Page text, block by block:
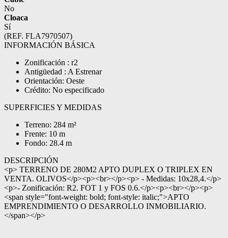
No
Cloaca
Sí
(REF. FLA7970507)
INFORMACIÓN BÁSICA
Zonificación : r2
Antigüedad : A Estrenar
Orientación: Oeste
Crédito: No especificado
SUPERFICIES Y MEDIDAS
Terreno: 284 m²
Frente: 10 m
Fondo: 28.4 m
DESCRIPCIÓN
<p> TERRENO DE 280M2 APTO DUPLEX O TRIPLEX EN
VENTA. OLIVOS</p><p><br></p><p> - Medidas: 10x28,4.</p>
<p>- Zonificación: R2. FOT 1 y FOS 0.6.</p><p><br></p><p>
<span style="font-weight: bold; font-style: italic;">APTO
EMPRENDIMIENTO O DESARROLLO INMOBILIARIO.
</span></p>